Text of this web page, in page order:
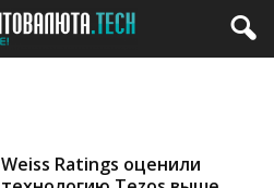
Weiss Ratings оценили